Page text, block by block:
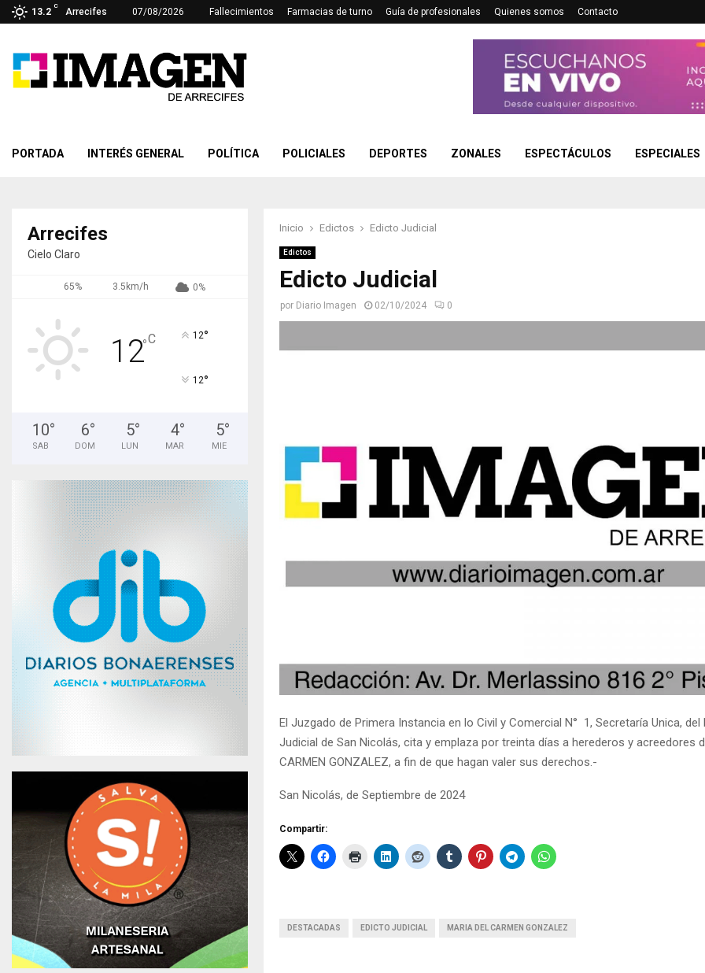
13.2
C
Arrecifes 07/08/2026 Fallecimientos Farmacias de turno Guía de profesionales Quienes somos Contacto
PORTADA INTERÉS GENERAL POLÍTICA POLICIALES DEPORTES ZONALES ESPECTÁCULOS ESPECIALES
Inicio Edictos Edicto Judicial
Edictos
Edicto Judicial
por Diario Imagen 02/10/2024 0
El Juzgado de Primera Instancia en lo Civil y Comercial N° 1, Secretaría Unica, del
Judicial de San Nicolás, cita y emplaza por treinta días a herederos y acreedores
CARMEN GONZALEZ, a fin de que hagan valer sus derechos.-
San Nicolás, de Septiembre de 2024
Compartir:
DESTACADAS EDICTO JUDICIAL MARIA DEL CARMEN GONZALEZ
Arrecifes
Cielo Claro
65% 3.5km/h 0%
12°C 12°
12°
10°
SAB
6°
DOM
5°
LUN
4°
MAR
5°
MIE